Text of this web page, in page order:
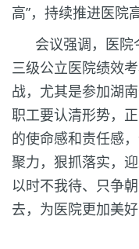
高”，持续推进医院
会议强调，医院
三级公立医院绩效
战，尤其是参加湖
职工要认清形势，
的使命感和责任感
聚力，狠抓落实，
以时不我待、只争
去，为医院更加美